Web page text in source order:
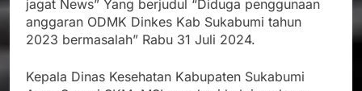
jagat News” Yang berjudul “Diduga penggunaan
anggaran ODMK Dinkes Kab Sukabumi tahun
2023 bermasalah” Rabu 31 Juli 2024.
Kepala Dinas Kesehatan Kabupaten Sukabumi